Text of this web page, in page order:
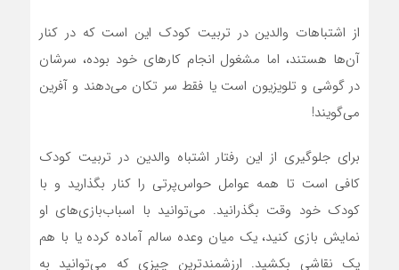
از اشتباهات والدین در تربیت کودک این است که در کنار
آن‌ها هستند، اما مشغول انجام کار‌های خود بوده، سرشان
در گوشی و تلویزیون است یا فقط سر تکان می‌دهند و آفرین
می‌گویند!
برای جلوگیری از این رفتار اشتباه والدین در تربیت کودک
کافی است تا همه عوامل حواس‌پرتی را کنار بگذارید و با
کودک خود وقت بگذرانید. می‌توانید با اسباب‌بازی‌های او
نمایش بازی کنید، یک میان وعده سالم آماده کرده یا با هم
یک نقاشی بکشید. ارزشمندترین چیزی که می‌توانید به